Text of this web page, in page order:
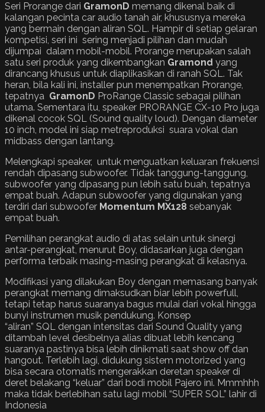
Seri Prorange dari GramonD memang dikenal baik di
kalangan pecinta car audio tanah air, khususnya mereka
yang bermain dengan aliran SQL. Hampir di setiap gelaran
kompetisi, seri ini sering menjadi pilihan dan mudah
dijumpai dalam mobil-mobil. Prorange merupakan salah
satu seri produk yang dikembangkan Gramond yang
dirancang khusus untuk diaplikasikan di ranah SQL. Tak
heran, bila kali ini, installer pun menempatkan Prorange,
tepatnya GramonD ProRange Classic sebagai pilihan
utama. Sementara itu, speaker PRORANGE CX-10 Pro juga
dikenal cocok SQL (Sound quality loud). Dengan diameter
10 inch, model ini siap metreproduksi suara vokal dan
midbass dengan lantang.
Melengkapi speaker, untuk menguatkan keluaran frekuensi
rendah dipasang subwoofer. Tidak tanggung-tanggung,
subwoofer yang dipasang pun lebih satu buah, tepatnya
empat buah. Adapun subwoofer yang digunakan yang
terdiri dari subwoofer Momentum MX128 sebanyak
empat buah.
Pemilihan perangkat audio di atas selain untuk sinergi
antar-perangkat, menurut Boy, didasarkan juga dengan
performa terbaik masing-masing perangkat di kelasnya.
Modifikasi yang dilakukan Boy dengan memasang banyak
perangkat memang dimaksudkan biar lebih powerfull,
tetapi tetap harus suaranya bagus mulai dari vokal hingga
bunyi instrumen musik pendukung. Konsep
“aliran” SQL dengan intensitas dari Sound Quality yang
ditambah level desibelnya alias dibuat lebih kencang
suaranya pastinya bisa lebih dinikmati saat show off dan
hangout. Terlebih lagi, didukung sistem motorized yang
bisa secara otomatis mengerakkan deretan speaker di
deret belakang “keluar” dari bodi mobil Pajero ini. Mmmhhh
maka tidak berlebihan satu lagi mobil “SUPER SQL” lahir di
Indonesia